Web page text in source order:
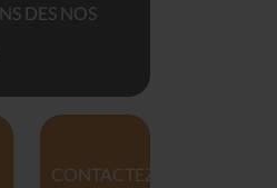
DES NOS
CONTACTEZ